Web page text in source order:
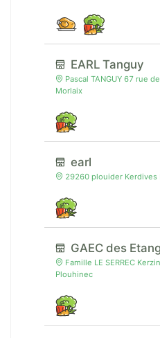
EARL Tanguy
Pascal TANGUY 67 rue
Morlaix
earl
29260 plouider Kerdives
GAEC des
Famille LE SERREC
Plouhinec